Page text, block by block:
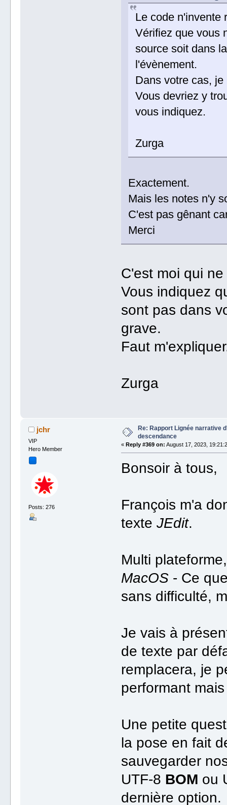
Le code n'invente
Vérifiez que vous
source soit dans
l'évènement.
Dans votre cas,
Vous devriez y
vous indiquez.
Zurga
Exactement.
Mais les notes n'y
C'est pas gênant
Merci
C'est moi qui
Vous indiquez
sont pas dans
grave.
Faut
Zurga
jchr
VIP
Hero Member
Posts: 276
Re: Rapport Lignée narrative
descendance
« Reply #369 on: August 17, 2023,
Bonsoir à tous,
François m'a
texte JEdit.
Multi
MacOS - Ce
sans difficulté,
Je vais à
de texte par
remplacera, je
performant
Une petite
la pose en fait
sauvegarder
UTF-8 BOM ou
dernière option.